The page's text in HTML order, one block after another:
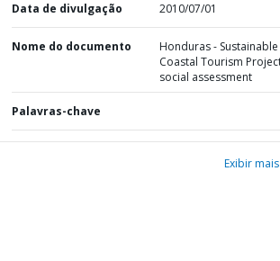
Data de divulgação 2010/07/01
Nome do documento
Honduras - Sustainable
Coastal Tourism
social assessment
Palavras-chave
Exibir mais